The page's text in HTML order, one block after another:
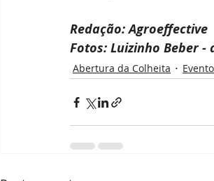
Redação: Agroeffective
Fotos: Luizinho Beber -
Abertura da Colheita